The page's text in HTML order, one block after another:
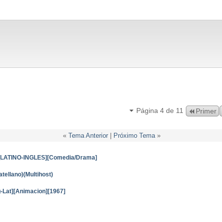
Página 4 de 11 Primer
« Tema Anterior| Próximo Tema »
INGLES][Comedia/Drama]
Lat][Animacion][1967]